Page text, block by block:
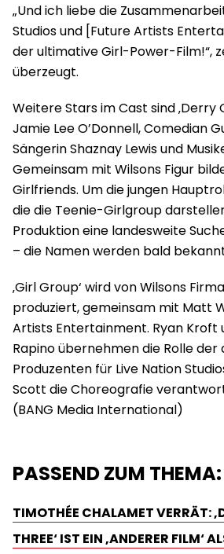
„Und ich liebe die
Studios und [Future Artists
der ultimative Girl-Power-Film!“,
überzeugt.
Weitere Stars im Cast sind ‚Derry
Jamie Lee O’Donnell, Comedian
Sängerin Shaznay Lewis und
Gemeinsam mit Wilsons Figur
Girlfriends. Um die jungen
die die Teenie-Girlgroup
Produktion eine landesweite
– die Namen werden bald
‚Girl Group‘ wird von Wilsons
produziert, gemeinsam mit Matt
Artists Entertainment. Ryan Kroft
Rapino übernehmen die Rolle der
Produzenten für Live Nation
Scott die Choreografie
PASSEND ZUM THEMA:
TIMOTHÉE CHALAMET VERRÄT:
THREE‘ IST EIN ‚ANDERER FILM‘